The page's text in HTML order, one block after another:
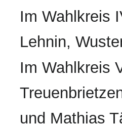
Im Wahlkreis
Lehnin,
Im Wahlkreis
und Mathias